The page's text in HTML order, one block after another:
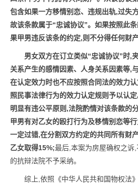
包含如果一方移情别恋、违规出轨,过失
故该条款属于“忠诚协议”。如果按照此
果甲男违反该条的约定,则不分得任何财
男女双方在订立类似“忠诚协议”时,
关系产生的感情因素、人身关系因素等,
在认定效力时也不应按照合同法的效力
照民事法律行为的效力认定规则予以认
明显有违公平原则,法院酌情对该条款的
甲男有对乙女的殴打行为及移情别恋等
一定过错,在分割双方约定的共同所有财
乙女取得15%;最后,本案为房屋确权之诉
的抗辩法院不予采纳。
综上,依照《中华人民共和国物权法